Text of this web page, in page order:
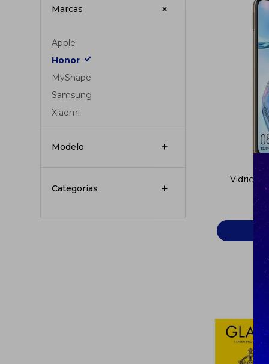
Vidrio
Marcas
Apple
Honor
MyShape
Samsung
Xiaomi
Modelo
Categorías